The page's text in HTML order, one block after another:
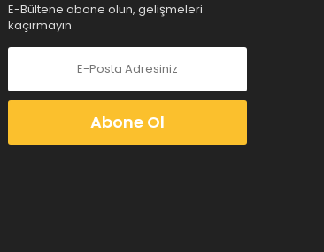
E-Bültene abone olun, gelişmeleri
kaçırmayın
Abone Ol